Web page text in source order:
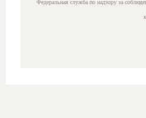
Федеральная служба по надзору за